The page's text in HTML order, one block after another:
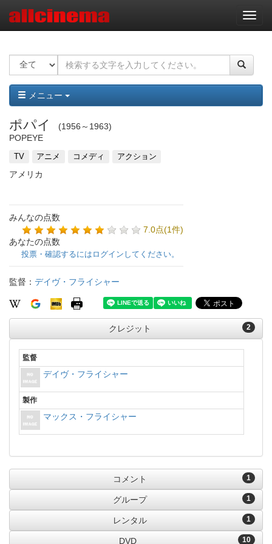
ナ
ビ
ー
ョ
ン
メニュー
ポパイ
1956～1963
POPEYE
TV アニメ コメディ アクション
アメリカ
みんなの点数
7.0点(1件)
あなたの点数
投票・確認するにはログインしてください。
監督： デイヴ・フライシャー
2
クレジット
監督
デイヴ・フライシャー
製作
マックス・フライシャー
1
コメント
1
グループ
1
レンタル
10
DVD